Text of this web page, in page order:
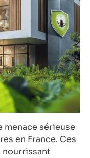
sérieuse
en France. Ces
nourrissant